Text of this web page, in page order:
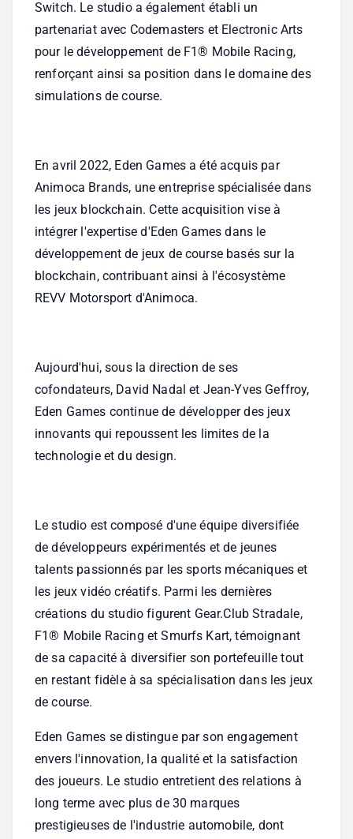
Switch. Le studio a également établi un
partenariat avec Codemasters et Electronic Arts
pour le développement de F1® Mobile Racing,
renforçant ainsi sa position dans le domaine des
simulations de course.
En avril 2022, Eden Games a été acquis par
Animoca Brands, une entreprise spécialisée dans
les jeux blockchain. Cette acquisition vise à
intégrer l'expertise d'Eden Games dans le
développement de jeux de course basés sur la
blockchain, contribuant ainsi à l'écosystème
REVV Motorsport d'Animoca.
Aujourd'hui, sous la direction de ses
cofondateurs, David Nadal et Jean-Yves Geffroy,
Eden Games continue de développer des jeux
innovants qui repoussent les limites de la
technologie et du design.
Le studio est composé d'une équipe diversifiée
de développeurs expérimentés et de jeunes
talents passionnés par les sports mécaniques et
les jeux vidéo créatifs. Parmi les dernières
créations du studio figurent Gear.Club Stradale,
F1® Mobile Racing et Smurfs Kart, témoignant
de sa capacité à diversifier son portefeuille tout
en restant fidèle à sa spécialisation dans les jeux
de course.
Eden Games se distingue par son engagement
envers l'innovation, la qualité et la satisfaction
des joueurs. Le studio entretient des relations à
long terme avec plus de 30 marques
prestigieuses de l'industrie automobile, dont